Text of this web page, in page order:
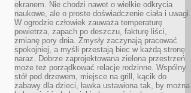
ekranem. Nie chodzi nawet o wielkie odkrycia
naukowe, ale o proste doświadczenie ciała i uwagi.
W ogrodzie człowiek zauważa temperaturę
powietrza, zapach po deszczu, fakturę liści,
zmianę pory dnia. Zmysły zaczynają pracować
spokojniej, a myśli przestają biec w każdą stronę
naraz. Dobrze zaprojektowana zielona przestrzeń
może też porządkować relacje rodzinne. Wspólny
stół pod drzewem, miejsce na grill, kącik do
zabawy dla dzieci, ławka ustawiona tak, by można